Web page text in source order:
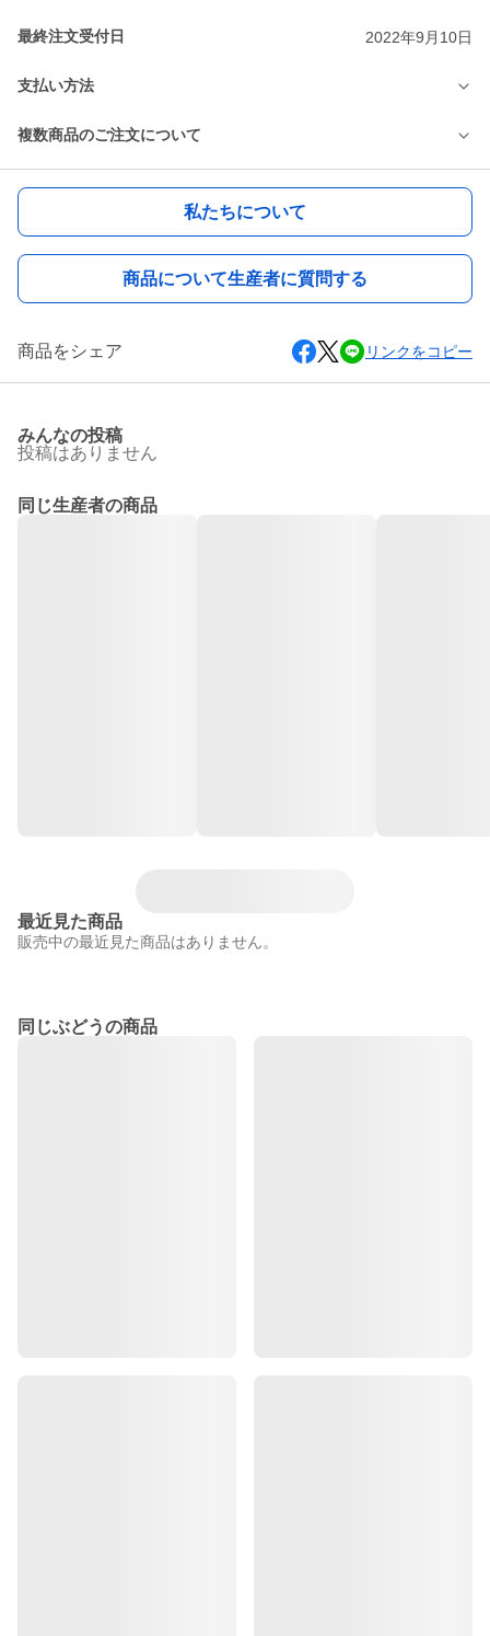
最終注文受付日 2022年9月10日
支払い方法
複数商品のご注文について
私たちについて
商品について生産者に質問する
商品をシェア リンクをコピー
みんなの投稿
投稿はありません
同じ生産者の商品
最近見た商品
販売中の最近見た商品はありません。
同じぶどうの商品